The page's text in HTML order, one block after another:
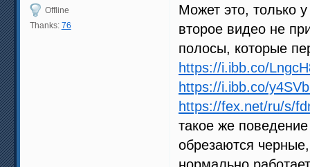
Offline
Thanks: 76
Может это, только
второе видео не
полосы, которые
https://i.ibb.co/
https://i.ibb.co/
https://fex.net/ru/s/
такое же
обрезаются